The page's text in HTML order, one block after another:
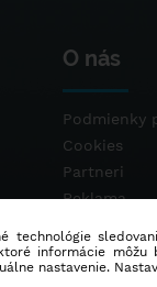
O nás
Podmienky
Cookies
Partneri
Reklama
technológie
informácie
nastavenie.